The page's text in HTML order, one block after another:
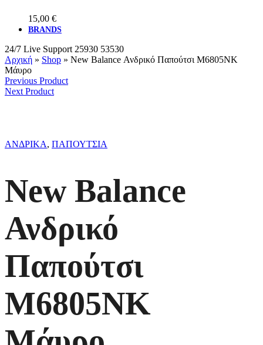
15,00 €
BRANDS
24/7 Live Support 25930 53530
Αρχική » Shop » New Balance Ανδρικό Παπούτσι M6805NK
Μάυρο
Previous Product
Next Product
ΑΝΔΡΙΚΑ, ΠΑΠΟΥΤΣΙΑ
New Balance
Ανδρικό
Παπούτσι
M6805NK